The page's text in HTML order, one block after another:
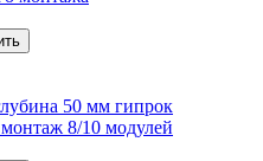
50 мм гипрок
8/10 модулей